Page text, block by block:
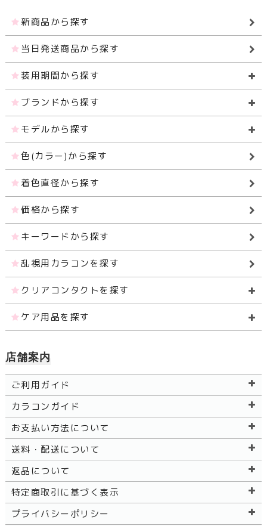
新商品から探す
当日発送商品から探す
装用期間から探す
ブランドから探す
モデルから探す
色(カラー)から探す
着色直径から探す
価格から探す
キーワードから探す
乱視用カラコンを探す
クリアコンタクトを探す
ケア用品を探す
店舗案内
ご利用ガイド
カラコンガイド
お支払い方法について
送料・配送について
返品について
特定商取引に基づく表示
プライバシーポリシー